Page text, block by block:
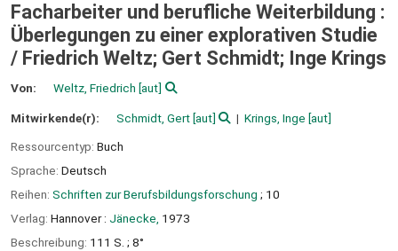
Facharbeiter und berufliche Weiterbildung :
Überlegungen zu einer explorativen Studie
/ Friedrich Weltz; Gert Schmidt; Inge Krings
Von: Weltz, Friedrich [aut]
Mitwirkende(r): Schmidt, Gert[aut] Krings, Inge [aut]
Ressourcentyp: Buch
Sprache: Deutsch
Reihen: Schriften zur Berufsbildungsforschung ; 10
Verlag: Hannover : Jänecke, 1973
Beschreibung: 111 S. ; 8°